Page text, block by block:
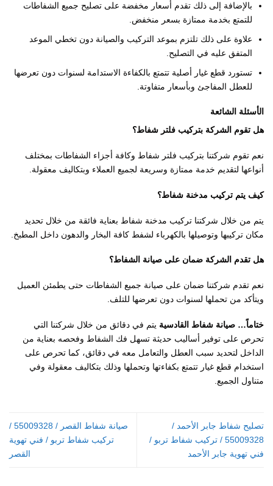
بالإضافة إلى ذلك تقدم أسعار مخفضة على تصليح جميع الشفاطات
للتمتع بخدمة ممتازة بسعر منخفض.
علاوة على ذلك تلتزم بموعد التركيب والصيانة دون تخطي الموعد
المتفق عليه في التصليح.
تستورد قطع غيار أصلية تتمتع بالكفاءة الاستدامة لسنوات دون تعرضها
للعطل المفاجئ وبأسعار متفاوتة.
الأسئلة الشائعة
هل تقوم الشركة بتركيب فلتر شفاط؟
نعم تقوم شركتنا بتركيب فلتر شفاط وكافة أجزاء الشفاطات بمختلف
أنواعها لتقديم خدمة ممتازة وسريعة لجميع العملاء وبتكاليف معقولة.
كيف يتم تركيب مدخنة شفاط؟
يتم من خلال شركتنا تركيب مدخنة شفاط بعناية فائقة من خلال تحديد
مكان تركيبها وتوصيلها بالكهرباء لشفط كافة البخار والدهون داخل المطبخ.
هل تقدم الشركة ضمان على صيانة الشفاط؟
نعم تقدم شركتنا ضمان على صيانة جميع الشفاطات حتى يطمئن العميل
ويتأكد من تحملها لسنوات دون تعرضها للتلف.
ختاماً… صيانة شفاط القادسية يتم في دقائق من خلال شركتنا التي
تحرص على توفير أساليب حديثة تسهل فك الشفاط وفحصه بعناية من
الداخل لتحديد سبب العطل والتعامل معه في دقائق، كما تحرص على
استخدام قطع غيار تتمتع بكفاءتها وتحملها وذلك بتكاليف معقولة وفي
متناول الجميع.
تصليح شفاط جابر الأحمد /
55009328 / تركيب شفاط تربو /
فني تهوية جابر الأحمد
صيانة شفاط القصر / 55009328 /
تركيب شفاط تربو / فني تهوية
القصر